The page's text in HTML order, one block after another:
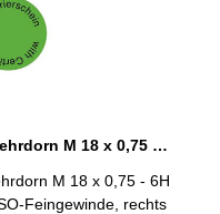
Gewinde-Grenzlehrdorn M 18 x 0,75 - 6H DIN 13
M 18 x 0,75 - 6H
Feingewinde, rechts